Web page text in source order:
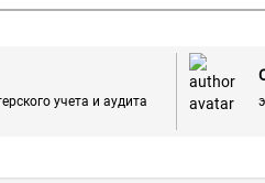
учета и аудита